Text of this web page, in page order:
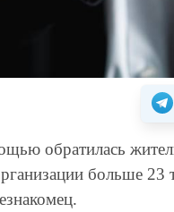
обратилась
больше 23